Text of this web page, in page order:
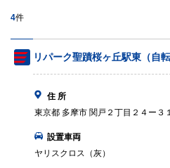
4件
リパーク聖蹟桜ヶ丘駅東（自転
住 所
東京都 多摩市 関戸２丁目２４ー３
設置車両
ヤリスクロス（灰）